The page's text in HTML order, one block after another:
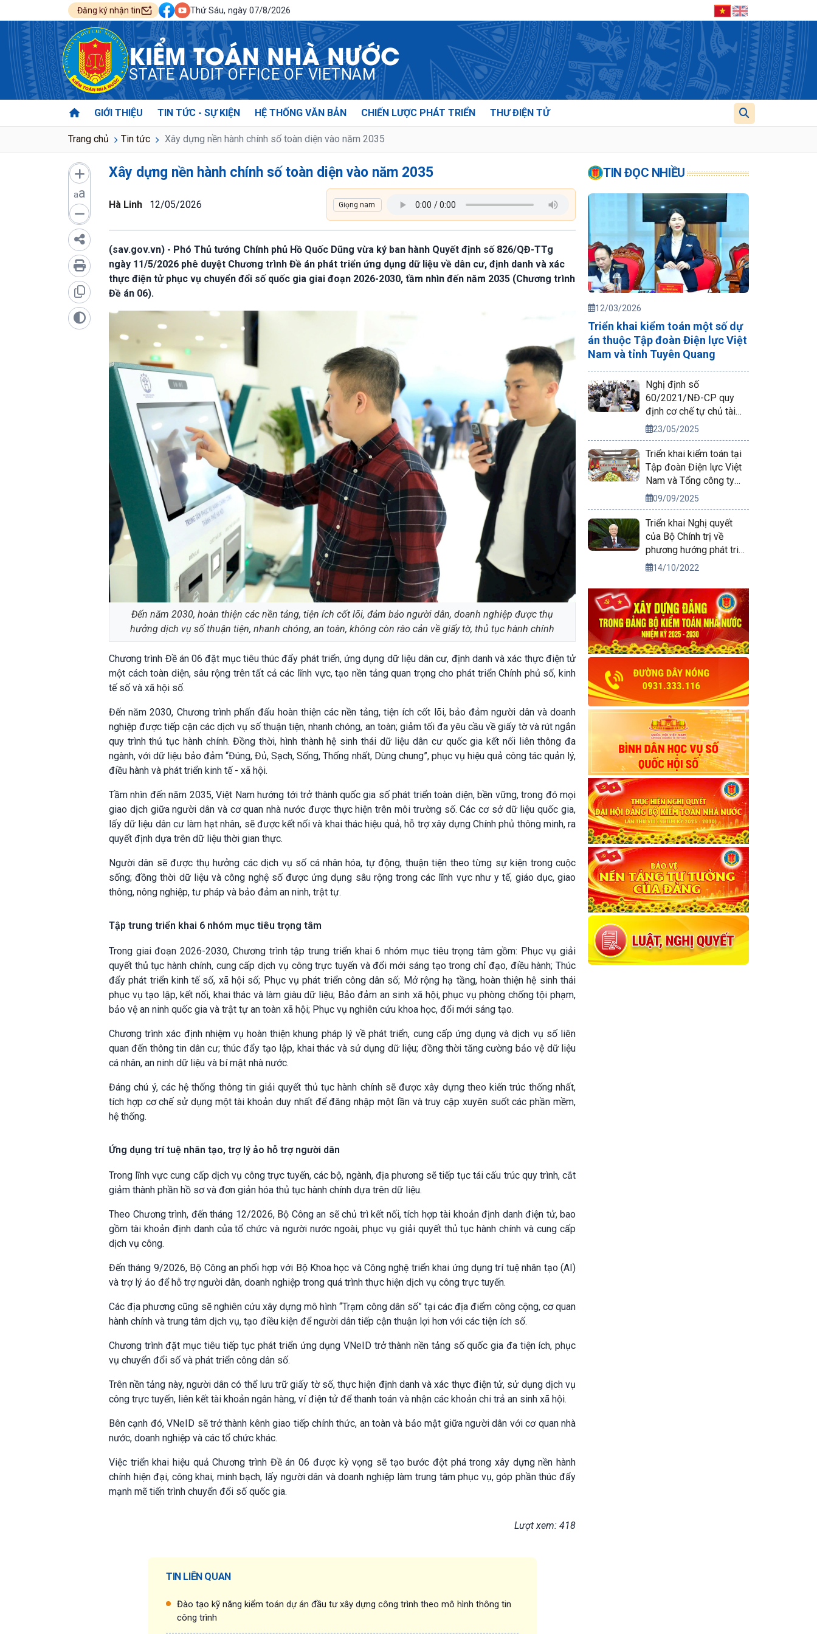
Đăng ký nhận tin Thứ Sáu, ngày 07/8/2026
KIỂM TOÁN NHÀ NƯỚC
STATE AUDIT OFFICE OF VIETNAM
GIỚI THIỆU TIN TỨC - SỰ KIỆN HỆ THỐNG VĂN BẢN CHIẾN LƯỢC PHÁT TRIỂN THƯ ĐIỆN TỬ
Trang chủ Tin tức Xây dựng nền hành chính số toàn diện vào năm 2035
aa
Xây dựng nền hành chính số toàn diện vào năm 2035
Hà Linh 12/05/2026
(sav.gov.vn) - Phó Thủ tướng Chính phủ Hồ Quốc Dũng vừa ký ban hành Quyết định số 826/QĐ-TTg
ngày 11/5/2026 phê duyệt Chương trình Đề án phát triển ứng dụng dữ liệu về dân cư, định danh và xác
thực điện tử phục vụ chuyển đổi số quốc gia giai đoạn 2026-2030, tầm nhìn đến năm 2035 (Chương trình
Đề án 06).
Đến năm 2030, hoàn thiện các nền tảng, tiện ích cốt lõi, đảm bảo người dân, doanh nghiệp được thụ
hưởng dịch vụ số thuận tiện, nhanh chóng, an toàn, không còn rào cản về giấy tờ, thủ tục hành chính
Chương trình Đề án 06 đặt mục tiêu thúc đẩy phát triển, ứng dụng dữ liệu dân cư, định danh và xác thực điện tử
một cách toàn diện, sâu rộng trên tất cả các lĩnh vực, tạo nền tảng quan trọng cho phát triển Chính phủ số, kinh
tế số và xã hội số.
Đến năm 2030, Chương trình phấn đấu hoàn thiện các nền tảng, tiện ích cốt lõi, bảo đảm người dân và doanh
nghiệp được tiếp cận các dịch vụ số thuận tiện, nhanh chóng, an toàn; giảm tối đa yêu cầu về giấy tờ và rút ngắn
quy trình thủ tục hành chính. Đồng thời, hình thành hệ sinh thái dữ liệu dân cư quốc gia kết nối liên thông đa
ngành, với dữ liệu bảo đảm “Đúng, Đủ, Sạch, Sống, Thống nhất, Dùng chung”, phục vụ hiệu quả công tác quản lý,
điều hành và phát triển kinh tế - xã hội.
Tầm nhìn đến năm 2035, Việt Nam hướng tới trở thành quốc gia số phát triển toàn diện, bền vững, trong đó mọi
giao dịch giữa người dân và cơ quan nhà nước được thực hiện trên môi trường số. Các cơ sở dữ liệu quốc gia,
lấy dữ liệu dân cư làm hạt nhân, sẽ được kết nối và khai thác hiệu quả, hỗ trợ xây dựng Chính phủ thông minh, ra
quyết định dựa trên dữ liệu thời gian thực.
Người dân sẽ được thụ hưởng các dịch vụ số cá nhân hóa, tự động, thuận tiện theo từng sự kiện trong cuộc
sống; đồng thời dữ liệu và công nghệ số được ứng dụng sâu rộng trong các lĩnh vực như y tế, giáo dục, giao
thông, nông nghiệp, tư pháp và bảo đảm an ninh, trật tự.
Tập trung triển khai 6 nhóm mục tiêu trọng tâm
Trong giai đoạn 2026-2030, Chương trình tập trung triển khai 6 nhóm mục tiêu trọng tâm gồm: Phục vụ giải
quyết thủ tục hành chính, cung cấp dịch vụ công trực tuyến và đổi mới sáng tạo trong chỉ đạo, điều hành; Thúc
đẩy phát triển kinh tế số, xã hội số; Phục vụ phát triển công dân số; Mở rộng hạ tầng, hoàn thiện hệ sinh thái
phục vụ tạo lập, kết nối, khai thác và làm giàu dữ liệu; Bảo đảm an sinh xã hội, phục vụ phòng chống tội phạm,
bảo vệ an ninh quốc gia và trật tự an toàn xã hội; Phục vụ nghiên cứu khoa học, đổi mới sáng tạo.
Chương trình xác định nhiệm vụ hoàn thiện khung pháp lý về phát triển, cung cấp ứng dụng và dịch vụ số liên
quan đến thông tin dân cư; thúc đẩy tạo lập, khai thác và sử dụng dữ liệu; đồng thời tăng cường bảo vệ dữ liệu
cá nhân, an ninh dữ liệu và bí mật nhà nước.
Đáng chú ý, các hệ thống thông tin giải quyết thủ tục hành chính sẽ được xây dựng theo kiến trúc thống nhất,
tích hợp cơ chế sử dụng một tài khoản duy nhất để đăng nhập một lần và truy cập xuyên suốt các phần mềm,
hệ thống.
Ứng dụng trí tuệ nhân tạo, trợ lý ảo hỗ trợ người dân
Trong lĩnh vực cung cấp dịch vụ công trực tuyến, các bộ, ngành, địa phương sẽ tiếp tục tái cấu trúc quy trình, cắt
giảm thành phần hồ sơ và đơn giản hóa thủ tục hành chính dựa trên dữ liệu.
Theo Chương trình, đến tháng 12/2026, Bộ Công an sẽ chủ trì kết nối, tích hợp tài khoản định danh điện tử, bao
gồm tài khoản định danh của tổ chức và người nước ngoài, phục vụ giải quyết thủ tục hành chính và cung cấp
dịch vụ công.
Đến tháng 9/2026, Bộ Công an phối hợp với Bộ Khoa học và Công nghệ triển khai ứng dụng trí tuệ nhân tạo (AI)
và trợ lý ảo để hỗ trợ người dân, doanh nghiệp trong quá trình thực hiện dịch vụ công trực tuyến.
Các địa phương cũng sẽ nghiên cứu xây dựng mô hình “Trạm công dân số” tại các địa điểm công cộng, cơ quan
hành chính và trung tâm dịch vụ, tạo điều kiện để người dân tiếp cận thuận lợi hơn với các tiện ích số.
Chương trình đặt mục tiêu tiếp tục phát triển ứng dụng VNeID trở thành nền tảng số quốc gia đa tiện ích, phục
vụ chuyển đổi số và phát triển công dân số.
Trên nền tảng này, người dân có thể lưu trữ giấy tờ số, thực hiện định danh và xác thực điện tử, sử dụng dịch vụ
công trực tuyến, liên kết tài khoản ngân hàng, ví điện tử để thanh toán và nhận các khoản chi trả an sinh xã hội.
Bên cạnh đó, VNeID sẽ trở thành kênh giao tiếp chính thức, an toàn và bảo mật giữa người dân với cơ quan nhà
nước, doanh nghiệp và các tổ chức khác.
Việc triển khai hiệu quả Chương trình Đề án 06 được kỳ vọng sẽ tạo bước đột phá trong xây dựng nền hành
chính hiện đại, công khai, minh bạch, lấy người dân và doanh nghiệp làm trung tâm phục vụ, góp phần thúc đẩy
mạnh mẽ tiến trình chuyển đổi số quốc gia.
Lượt xem: 418
TIN LIÊN QUAN
Đào tạo kỹ năng kiểm toán dự án đầu tư xây dựng công trình theo mô hình thông tin
công trình
TIN ĐỌC NHIỀU
12/03/2026
Triển khai kiểm toán một số dự
án thuộc Tập đoàn Điện lực Việt
Nam và tỉnh Tuyên Quang
Nghị định số
60/2021/NĐ-CP quy
định cơ chế tự chủ tài
chính của đơn vị sự
nghiệp công lập
23/05/2025
Triển khai kiểm toán tại
Tập đoàn Điện lực Việt
Nam và Tổng công ty
Phát điện 2
09/09/2025
Triển khai Nghị quyết
của Bộ Chính trị về
phương hướng phát triển
kinh tế xã hội và bảo
ninh vùng Tây Nguyên
đến năm 2030, tầm nhìn
đến năm 2045
14/10/2022